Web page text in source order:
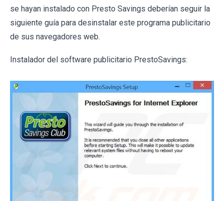
se hayan instalado con Presto Savings deberían seguir la
siguiente guía para desinstalar este programa publicitario
de sus navegadores web.
Instalador del software publicitario PrestoSavings: